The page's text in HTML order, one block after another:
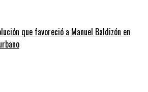
que favoreció a Manuel Baldizón en